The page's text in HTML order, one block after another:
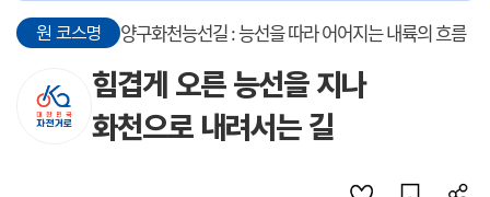
원 코스명 양구화천능선길 : 능선을 따라 어어지는 내륙의 흐름
힘겹게 오른 능선을 지나
화천으로 내려서는 길